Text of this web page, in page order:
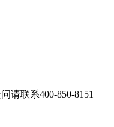
请联系400-850-8151